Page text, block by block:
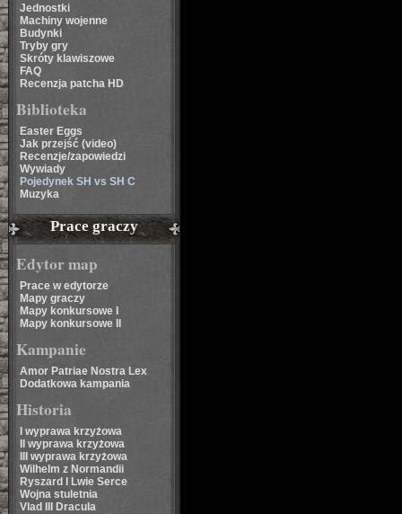
Jednostki
Machiny wojenne
Budynki
Tryby gry
Skróty klawiszowe
FAQ
Recenzja patcha HD
Biblioteka
Easter Eggs
Jak przejść (video)
Recenzje/zapowiedzi
Wywiady
Pojedynek SH vs SH C
Muzyka
Prace graczy
Edytor map
Prace w edytorze
Mapy graczy
Mapy konkursowe I
Mapy konkursowe II
Kampanie
Amor Patriae Nostra Lex
Dodatkowa kampania
Historia
I wyprawa krzyżowa
II wyprawa krzyżowa
III wyprawa krzyżowa
Wilhelm z Normandii
Ryszard I Lwie Serce
Wojna stuletnia
Vlad III Dracula